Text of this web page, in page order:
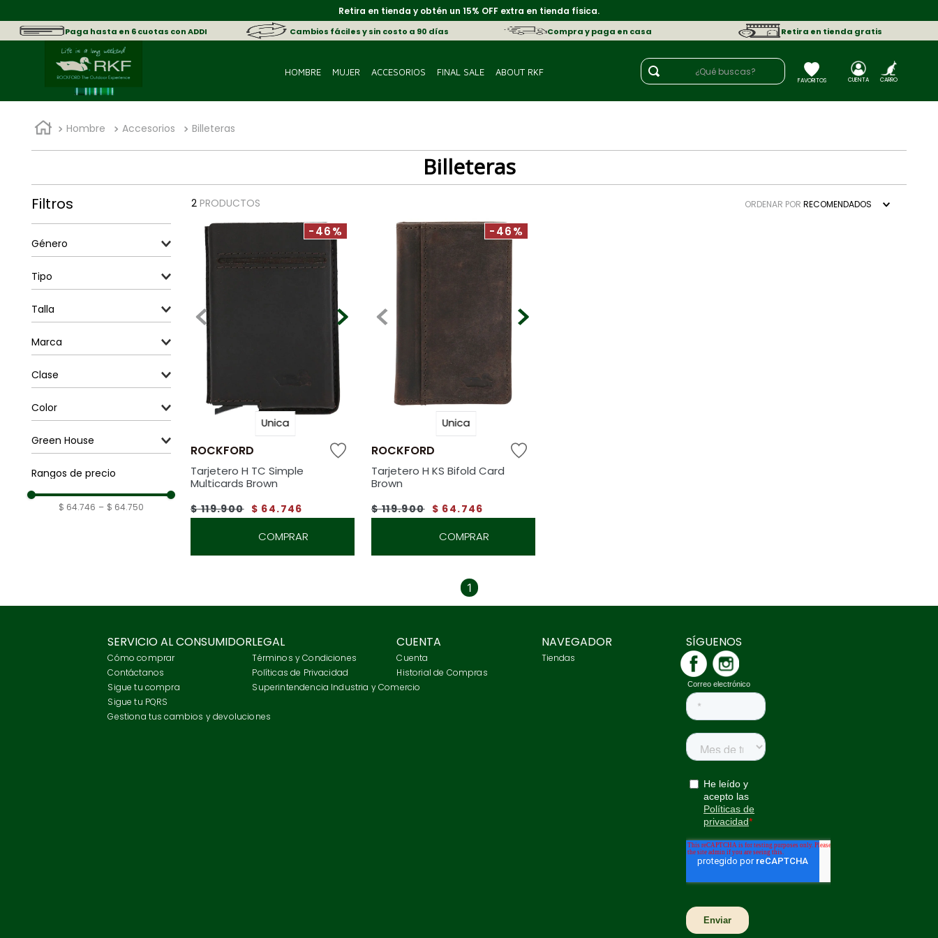
Retira en tienda y obtén un 15% OFF extra en tienda física.
Paga hasta en 6 cuotas con ADDI Cambios fáciles y sin costo a 90 días Compra y paga en casa Retira en tienda gratis
HOMBRE MUJER ACCESORIOS FINAL SALE ABOUT RKF
¿Qué buscas?
Hombre Accesorios Billeteras
Billeteras
Filtros
Género
Tipo
Talla
Unica
Marca
Clase
Color
Green House
Rangos de precio
$ 64.746 – $ 64.750
2 PRODUCTOS ORDENAR POR RECOMENDADOS
-46%
Unica
ROCKFORD
Tarjetero H TC Simple
Multicards Brown
$ 119.900 $ 64.746
COMPRAR
-46%
Unica
ROCKFORD
Tarjetero H KS Bifold Card
Brown
$ 119.900 $ 64.746
COMPRAR
1
SERVICIO AL CONSUMIDOR
Cómo comprar
Contáctanos
Sigue tu compra
Sigue tu PQRS
Gestiona tus cambios y devoluciones
LEGAL
Términos y Condiciones
Políticas de Privacidad
Superintendencia Industria y Comercio
CUENTA
Cuenta
Historial de Compras
NAVEGADOR
Tiendas
SÍGUENOS